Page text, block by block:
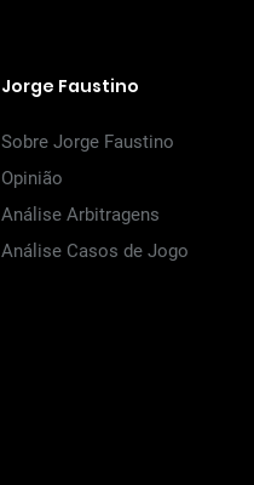
Jorge Faustino
Sobre Jorge Faustino
Opinião
Análise Arbitragens
Análise Casos de Jogo